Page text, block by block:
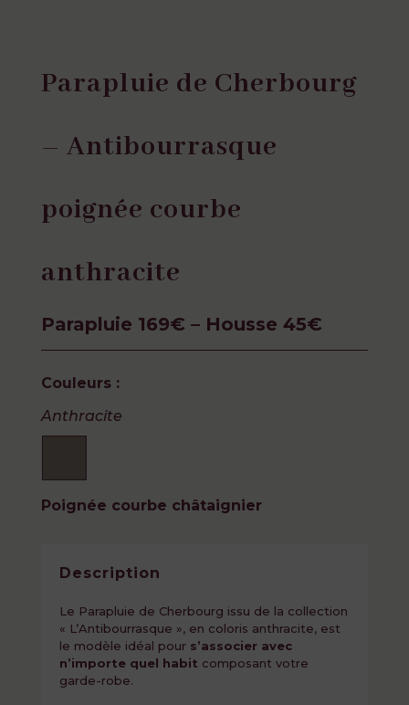
Parapluie de Cherbourg
– Antibourrasque
poignée courbe
anthracite
Parapluie 169€ – Housse 45€
Couleurs :
Anthracite
Poignée courbe châtaignier
Description
Le Parapluie de Cherbourg issu de la collection
« L’Antibourrasque », en coloris anthracite, est
le modèle idéal pour s’associer avec
n’importe quel habit composant votre
garde-robe.